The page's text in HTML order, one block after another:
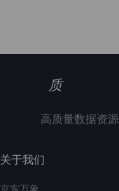
质
高质量数据资源
关于我们